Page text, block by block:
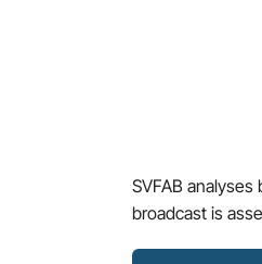
SVFAB
broadcast is